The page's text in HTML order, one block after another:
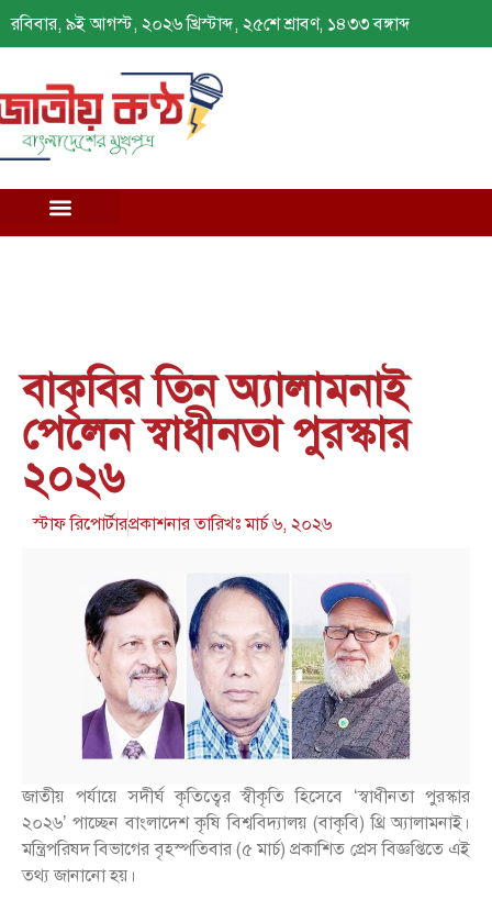
রবিবার, ৯ই আগস্ট, ২০২৬ খ্রিস্টাব্দ, ২৫শে শ্রাবণ, ১৪৩৩ বঙ্গাব্দ
বাকৃবির তিন অ্যালামনাই
পেলেন স্বাধীনতা পুরস্কার
২০২৬
স্টাফ রিপোর্টারপ্রকাশনার তারিখঃমার্চ ৬, ২০২৬
জাতীয় পর্যায়ে সদীর্ঘ কৃতিত্বের স্বীকৃতি হিসেবে ‘স্বাধীনতা পুরস্কার
২০২৬’ পাচ্ছেন বাংলাদেশ কৃষি বিশ্ববিদ্যালয় (বাকৃবি) থ্রি অ্যালামনাই।
মন্ত্রিপরিষদ বিভাগের বৃহস্পতিবার (৫ মার্চ) প্রকাশিত প্রেস বিজ্ঞপ্তিতে এই
তথ্য জানানো হয়।